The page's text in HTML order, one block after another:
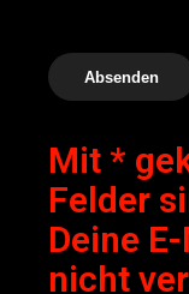
Mit *
Felder
Deine
nicht